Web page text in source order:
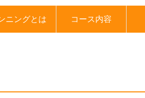
ニングとは コース内容